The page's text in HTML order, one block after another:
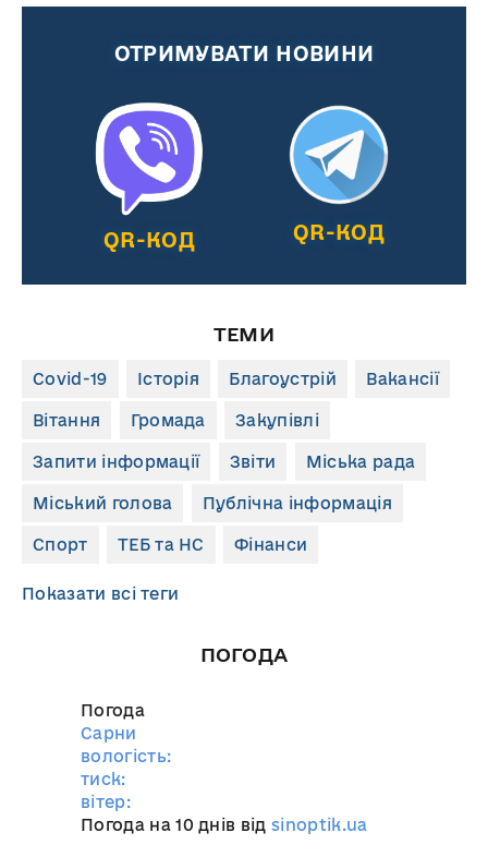
ОТРИМУВАТИ НОВИНИ
QR-КОД QR-КОД
ТЕМИ
Covid-19 Історія Благоустрій Вакансії
Вітання Громада Закупівлі
Запити інформації Звіти Міська рада
Міський голова Публічна інформація
Спорт ТЕБ та НС Фінанси
Показати всі теги
ПОГОДА
Погода
Сарни
вологість:
тиск:
вітер:
Погода на 10 днів відsinoptik.ua